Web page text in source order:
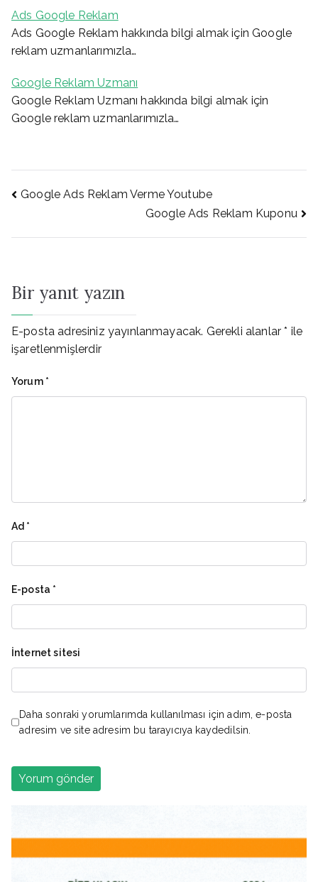
Ads Google Reklam
Ads Google Reklam hakkında bilgi almak için Google
reklam uzmanlarımızla…
Google Reklam Uzmanı
Google Reklam Uzmanı hakkında bilgi almak için
Google reklam uzmanlarımızla…
Yazı
Google Ads Reklam Verme Youtube
Google Ads Reklam Kuponu
Bir yanıt yazın
E-posta adresiniz yayınlanmayacak. Gerekli alanlar* ile
işaretlenmişlerdir
Yorum *
Ad *
E-posta *
İnternet sitesi
Daha sonraki yorumlarımda kullanılması için adım, e-posta
adresim ve site adresim bu tarayıcıya kaydedilsin.